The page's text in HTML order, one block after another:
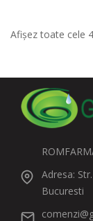
Afișez toate cele
Adresa:
Bucuresti